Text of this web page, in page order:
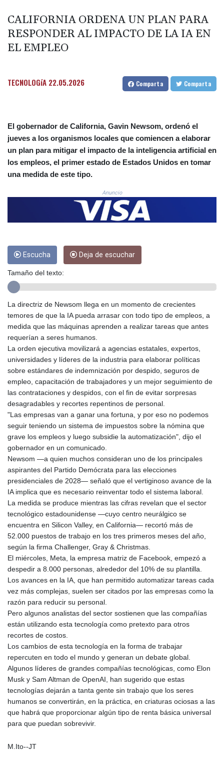
2612.906548
CHF 0.932447
CNH 7.79785
CUP 30.624511
CVE 110.59024
CZK 24.186025
DJF 205.38031
DZD 153.48698
EGP 57.552815
ERN 17.334629
FKP 0.8589
GBP 0.857966
GGP 0.8589
GIP 0.8589
GMD 84.931373
GNF
GTQ 8.810096
GYD 241.612608
HKD 9.064618
HNL 30.958447
HRK 7.535247
HTG 151.01877
HUF 361.674896
IDR
20654.036712
IMP 0.8589
INR 109.880802
IQD
1513.090368
IRR
1588776.499747
ISK 141.785837
JEP 0.8589
JMD 183.548662
JOD 0.819314
JPY 182.194461
KES 149.505174
KGS 101.061253
4681.281342
KMF 494.614915
1642.617952
KWD 0.357348
KYD 0.96258
KZT 542.015709
LAK
26109.426943
LBP
CALIFORNIA ORDENA UN PLAN PARA
RESPONDER AL IMPACTO DE LA IA EN
EL EMPLEO
TECNOLOGíA 22.05.2026 Comparta Comparta
El gobernador de California, Gavin Newsom, ordenó el
jueves a los organismos locales que comiencen a elaborar
un plan para mitigar el impacto de la inteligencia artificial en
los empleos, el primer estado de Estados Unidos en tomar
una medida de este tipo.
Anuncio
Escucha Deja de escuchar
Tamaño del texto:
La directriz de Newsom llega en un momento de crecientes
temores de que la IA pueda arrasar con todo tipo de empleos, a
medida que las máquinas aprenden a realizar tareas que antes
requerían a seres humanos.
La orden ejecutiva movilizará a agencias estatales, expertos,
universidades y líderes de la industria para elaborar políticas
sobre estándares de indemnización por despido, seguros de
empleo, capacitación de trabajadores y un mejor seguimiento de
las contrataciones y despidos, con el fin de evitar sorpresas
desagradables y recortes repentinos de personal.
"Las empresas van a ganar una fortuna, y por eso no podemos
seguir teniendo un sistema de impuestos sobre la nómina que
grave los empleos y luego subsidie la automatización", dijo el
gobernador en un comunicado.
Newsom —a quien muchos consideran uno de los principales
aspirantes del Partido Demócrata para las elecciones
presidenciales de 2028— señaló que el vertiginoso avance de la
IA implica que es necesario reinventar todo el sistema laboral.
La medida se produce mientras las cifras revelan que el sector
tecnológico estadounidense —cuyo centro neurálgico se
encuentra en Silicon Valley, en California— recortó más de
52.000 puestos de trabajo en los tres primeros meses del año,
según la firma Challenger, Gray & Christmas.
El miércoles, Meta, la empresa matriz de Facebook, empezó a
despedir a 8.000 personas, alrededor del 10% de su plantilla.
Los avances en la IA, que han permitido automatizar tareas cada
vez más complejas, suelen ser citados por las empresas como la
razón para reducir su personal.
Pero algunos analistas del sector sostienen que las compañías
están utilizando esta tecnología como pretexto para otros
recortes de costos.
Los cambios de esta tecnología en la forma de trabajar
repercuten en todo el mundo y generan un debate global.
Algunos líderes de grandes compañías tecnológicas, como Elon
Musk y Sam Altman de OpenAI, han sugerido que estas
tecnologías dejarán a tanta gente sin trabajo que los seres
humanos se convertirán, en la práctica, en criaturas ociosas a las
que habrá que proporcionar algún tipo de renta básica universal
para que puedan sobrevivir.
M.Ito--JT